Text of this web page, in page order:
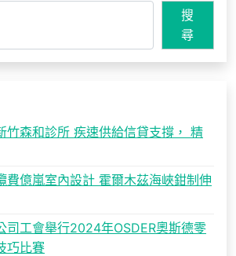
搜
尋
竹森和診所 疾速供給信貸支撐， 精
費億嵐室內設計 霍爾木茲海峽鉗制伸
司工會舉行2024年OSDER奧斯德零
巧比賽